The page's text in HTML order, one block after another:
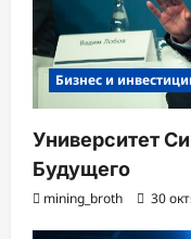
Бизнес и
Университет
Будущего
mining_broth 30